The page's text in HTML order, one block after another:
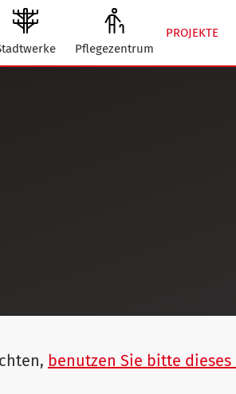
PROJEKTE
Pflegezentrum
benutzen Sie bitte dieses